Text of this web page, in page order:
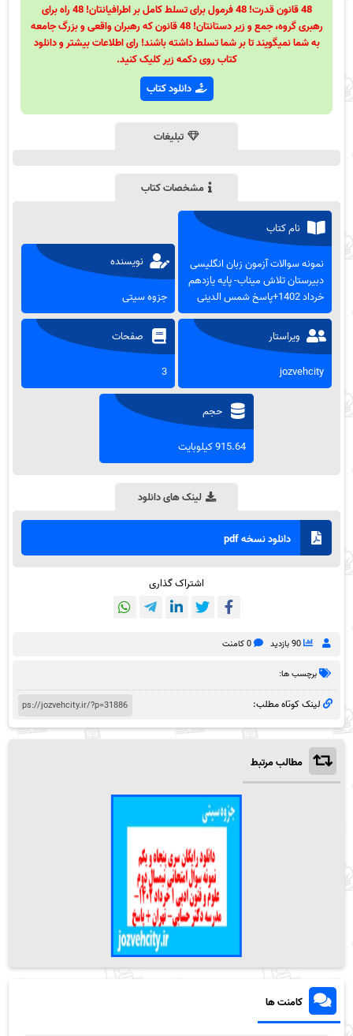
48 قانون قدرت! 48 فرمول برای تسلط کامل بر اطرافیانتان! 48 راه برای
رهبری گروه، جمع و زیر دستانتان! 48 قانون که رهبران واقعی و بزرگ جامعه
به شما نمیگویند تا بر شما تسلط داشته باشند! رای اطلاعات بیشتر و دانلود
کتاب روی دکمه زیر کلیک کنید.
دانلود کتاب
تبلیغات
مشخصات کتاب
نام کتاب
نمونه سوالات آزمون زبان انگلیسی
دبیرستان تلاش میناب- پایه یازدهم
خرداد 1402+پاسخ شمس الدینی
نویسنده
جزوه سیتی
ویراستار
jozvehcity
صفحات
3
حجم
915.64 کیلوبایت
لینک های دانلود
دانلود نسخه pdf
اشتراک گذاری
90 بازدید 0 کامنت
برچسب ها:
لینک کوتاه مطلب:
مطالب مرتبط
کامنت ها